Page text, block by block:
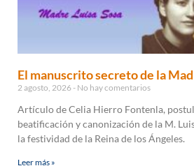
El manuscrito secreto de la
2 agosto, 2026 No hay comentarios
Artículo de Celia Hierro Fontenla,
beatificación y canonización de la M.
la festividad de la Reina de los Ángeles.
Leer más »